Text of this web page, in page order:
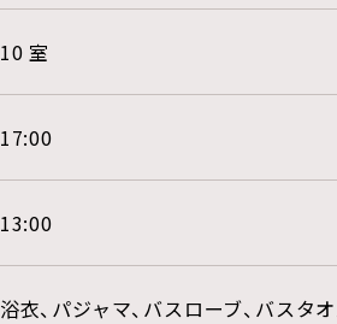
10 室
17:00
13:00
浴衣、パジャマ、バスローブ、バスタ